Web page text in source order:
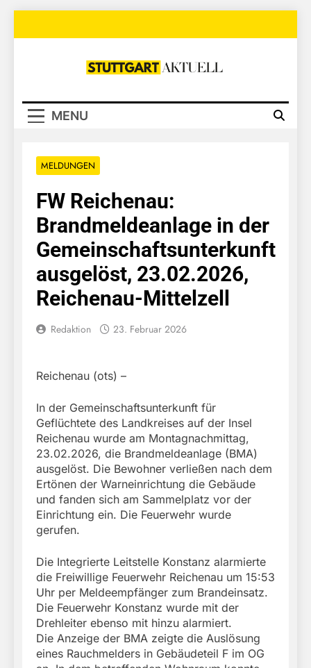
Stuttgart
MENU
MELDUNGEN
FW Reichenau:
Brandmeldeanlage in der
Gemeinschaftsunterkunft
ausgelöst, 23.02.2026,
Reichenau-Mittelzell
Redaktion 23. Februar 2026
Reichenau (ots) –
In der Gemeinschaftsunterkunft für
Geflüchtete des Landkreises auf der Insel
Reichenau wurde am Montagnachmittag,
23.02.2026, die Brandmeldeanlage (BMA)
ausgelöst. Die Bewohner verließen nach dem
Ertönen der Warneinrichtung die Gebäude
und fanden sich am Sammelplatz vor der
Einrichtung ein. Die Feuerwehr wurde
gerufen.
Die Integrierte Leitstelle Konstanz alarmierte
die Freiwillige Feuerwehr Reichenau um 15:53
Uhr per Meldeempfänger zum Brandeinsatz.
Die Feuerwehr Konstanz wurde mit der
Drehleiter ebenso mit hinzu alarmiert.
Die Anzeige der BMA zeigte die Auslösung
eines Rauchmelders in Gebäudeteil F im OG